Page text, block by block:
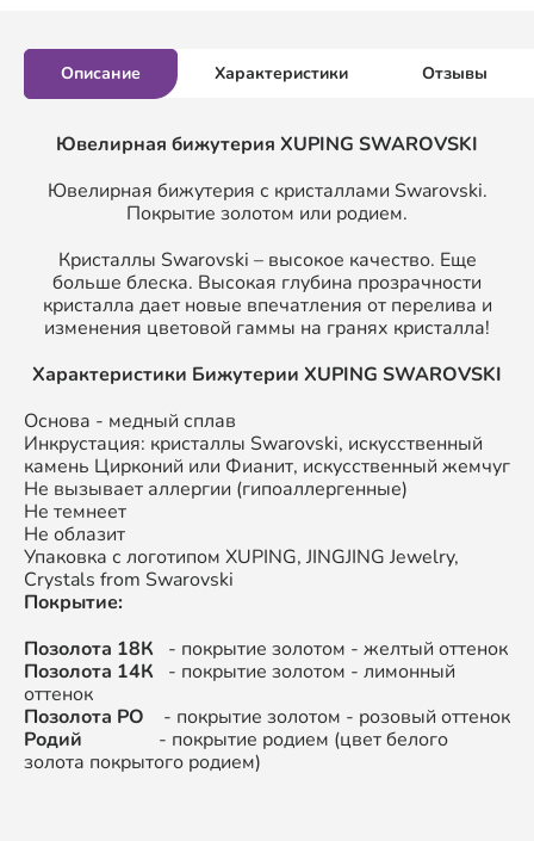
Описание Характеристики Отзывы
Ювелирная бижутерия XUPING SWAROVSKI
Ювелирная бижутерия с кристаллами Swarovski.
Покрытие золотом или родием.
Кристаллы Swarovski – высокое качество. Еще
больше блеска. Высокая глубина прозрачности
кристалла дает новые впечатления от перелива и
изменения цветовой гаммы на гранях кристалла!
Характеристики Бижутерии XUPING SWAROVSKI
Основа - медный сплав
Инкрустация: кристаллы Swarovski, искусственный
камень Цирконий или Фианит, искусственный жемчуг
Не вызывает аллергии (гипоаллергенные)
Не темнеет
Не облазит
Упаковка с логотипом XUPING, JINGJING Jewelry,
Crystals from Swarovski
Покрытие:
Позолота 18К - покрытие золотом - желтый оттенок
Позолота 14К - покрытие золотом - лимонный
оттенок
Позолота РО
- покрытие золотом - розовый оттенок
Родий - покрытие родием (цвет белого
золота покрытого родием)